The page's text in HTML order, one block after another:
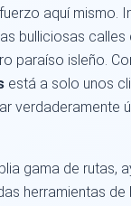
aquí mismo.
bulliciosas calles
paraíso isleño.
está a solo unos
verdaderamente
gama de rutas,
herramientas de